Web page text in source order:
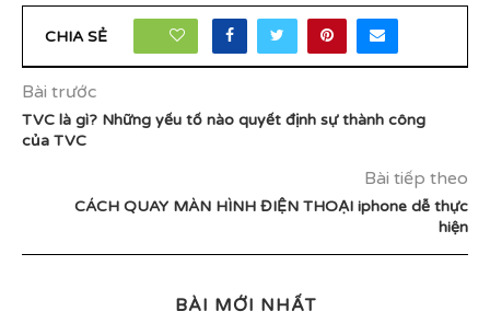
CHIA SẺ
Bài trước
TVC là gì? Những yếu tố nào quyết định sự thành công
của TVC
Bài tiếp theo
CÁCH QUAY MÀN HÌNH ĐIỆN THOẠI iphone dễ thực
hiện
BÀI MỚI NHẤT